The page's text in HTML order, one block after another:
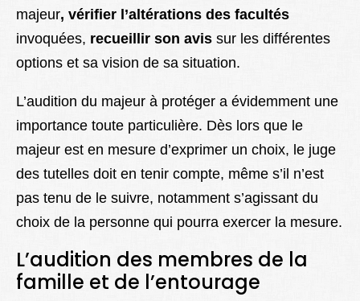
majeur, vérifier l’altérations des facultés
invoquées, recueillir son avis sur les différentes
options et sa vision de sa situation.
L’audition du majeur à protéger a évidemment une
importance toute particulière. Dès lors que le
majeur est en mesure d’exprimer un choix, le juge
des tutelles doit en tenir compte, même s’il n’est
pas tenu de le suivre, notamment s’agissant du
choix de la personne qui pourra exercer la mesure.
L’audition des membres de la
famille et de l’entourage